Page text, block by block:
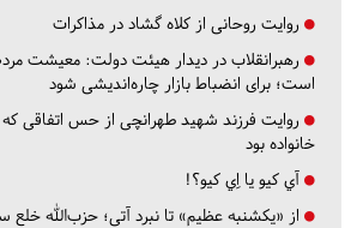
روایت روحانی از کلاه گشاد در مذاکرات
رهبرانقلاب در دیدار هیئت دولت: معیشت
است؛ برای انضباط بازار چاره‌اندیشی شود
روایت فرزند شهید طهرانچی از حس اتفاقی
خانواده بود
آي كيو يا اِي كيو؟!
از «یکشنبه عظیم» تا نبرد آتی؛ حزب‌الله خلع